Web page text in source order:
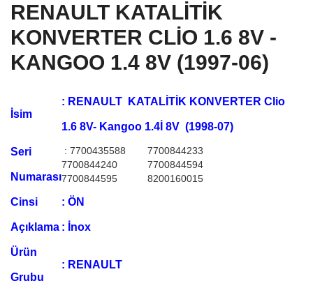
RENAULT KATALİTİK
KONVERTER CLİO 1.6 8V -
KANGOO 1.4 8V (1997-06)
İsim
: RENAULT KATALİTİK KONVERTER Clio
1.6 8V- Kangoo 1.4İ 8V (1998-07)
Seri
Numarası
: 7700435588
7700844233
7700844240
7700844594
7700844595
8200160015
Cinsi : ÖN
Açıklama : İnox
Ürün
Grubu
: RENAULT